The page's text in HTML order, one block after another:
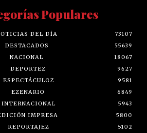
Populares
DEL DÍA
73107
DESTACADOS
55639
NACIONAL
18067
DEPORTEZ
9627
ESPECTÁCULOZ
9581
EZENARIO
6849
INTERNACIONAL
5943
IMPRESA
5800
REPORTAJEZ
5102